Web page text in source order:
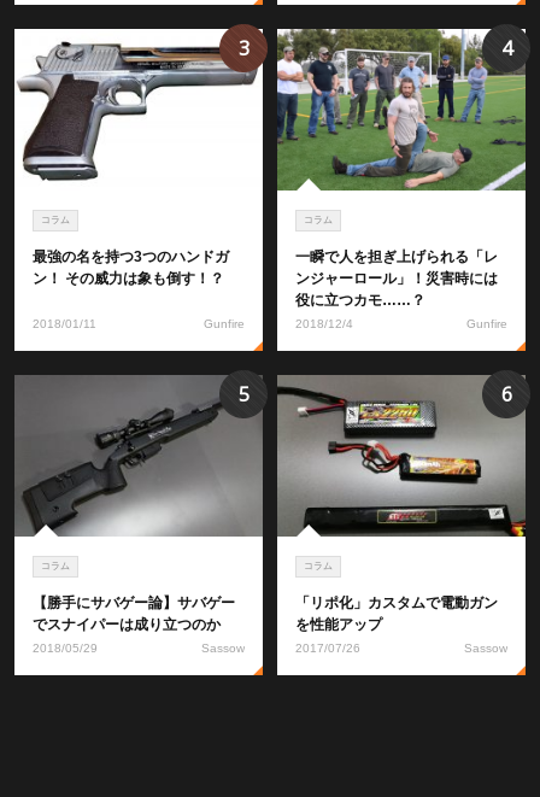
コラム
最強の名を持つ3つのハンドガ
ン！ その威力は象も倒す！？
2018/01/11 Gunfire
3
コラム
一瞬で人を担ぎ上げられる「レ
ンジャーロール」！災害時には
役に立つカモ……？
2018/12/4 Gunfire
4
コラム
【勝手にサバゲー論】サバゲー
でスナイパーは成り立つのか
2018/05/29 Sassow
5
コラム
「リポ化」カスタムで電動ガン
を性能アップ
2017/07/26 Sassow
6